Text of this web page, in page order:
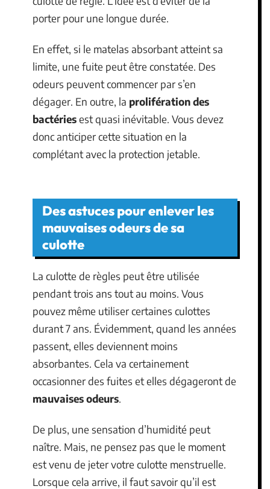
porter pour une longue durée.
En effet, si le matelas absorbant atteint sa
limite, une fuite peut être constatée. Des
odeurs peuvent commencer par s’en
dégager. En outre, la prolifération des
bactériesest quasi inévitable. Vous devez
donc anticiper cette situation en la
complétant avec la protection jetable.
Des astuces pour enlever les
mauvaises odeurs de sa
culotte
La culotte de règles peut être utilisée
pendant trois ans tout au moins. Vous
pouvez même utiliser certaines culottes
durant 7 ans. Évidemment, quand les années
passent, elles deviennent moins
absorbantes. Cela va certainement
occasionner des fuites et elles dégageront de
mauvaises odeurs.
De plus, une sensation d’humidité peut
naître. Mais, ne pensez pas que le moment
est venu de jeter votre culotte menstruelle.
Lorsque cela arrive, il faut savoir qu’il est